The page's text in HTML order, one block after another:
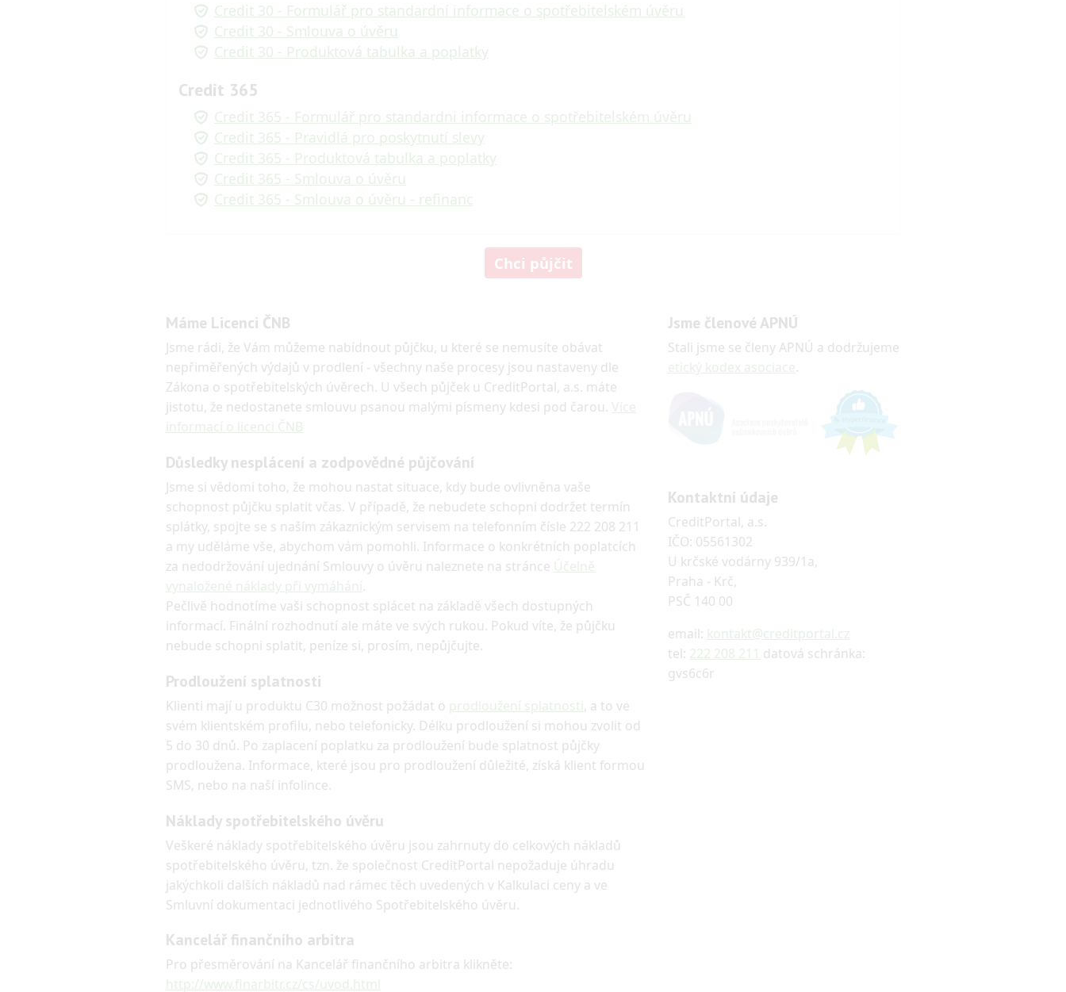
Credit 30 - Formulář pro standardní informace o spotřebitelském úvěru
Credit 30 - Smlouva o úvěru
Credit 30 - Produktová tabulka a poplatky
Credit 365
Credit 365 - Formulář pro standardni informace o spotřebitelském úvěru
Credit 365 - Pravidlá pro poskytnutí slevy
Credit 365 - Produktová tabulka a poplatky
Credit 365 - Smlouva o úvěru
Credit 365 - Smlouva o úvěru - refinanc
Chci půjčit
Máme Licenci ČNB
Jsme rádi, že Vám můžeme nabídnout půjčku, u které se nemusíte obávat
nepřiměřených výdajů v prodlení - všechny naše procesy jsou nastaveny dle
Zákona o spotřebitelských úvěrech. U všech půjček u CreditPortal, a.s. máte
jistotu, že nedostanete smlouvu psanou malými písmeny kdesi pod čarou. Více
informací o licenci ČNB
Důsledky nesplácení a zodpovědné půjčování
Jsme si vědomi toho, že mohou nastat situace, kdy bude ovlivněna vaše
schopnost půjčku splatit včas. V případě, že nebudete schopni dodržet termín
splátky, spojte se s naším zákaznickým servisem na telefonním čísle 222 208 211
a my uděláme vše, abychom vám pomohli. Informace o konkrétních poplatcích
za nedodržování ujednání Smlouvy o úvěru naleznete na stránce Účelně
vynaložené náklady při vymáhání.
Pečlivě hodnotíme vaši schopnost splácet na základě všech dostupných
informací. Finální rozhodnutí ale máte ve svých rukou. Pokud víte, že půjčku
nebude schopni splatit, peníze si, prosím, nepůjčujte.
Prodloužení splatnosti
Klienti mají u produktu C30 možnost požádat o prodloužení splatnosti , a to ve
svém klientském profilu, nebo telefonicky. Délku prodloužení si mohou zvolit od
5 do 30 dnů. Po zaplacení poplatku za prodloužení bude splatnost půjčky
prodloužena. Informace, které jsou pro prodloužení důležité, získá klient formou
SMS, nebo na naší infolince.
Náklady spotřebitelského úvěru
Veškeré náklady spotřebitelského úvěru jsou zahrnuty do celkových nákladů
spotřebitelského úvěru, tzn. že společnost CreditPortal nepožaduje úhradu
jakýchkoli dalších nákladů nad rámec těch uvedených v Kalkulaci ceny a ve
Smluvní dokumentaci jednotlivého Spotřebitelského úvěru.
Kancelář finančního arbitra
Pro přesměrování na Kancelář finančního arbitra klikněte:
http://www.finarbitr.cz/cs/uvod.html
Jsme členové APNÚ
Stali jsme se členy APNÚ a dodržujeme
etický kodex asociace.
Kontaktní údaje
CreditPortal, a.s.
IČO: 05561302
U krčské vodárny 939/1a,
Praha - Krč,
PSČ 140 00
email: kontakt@creditportal.cz
tel: 222 208 211 datová schránka:
gvs6c6r